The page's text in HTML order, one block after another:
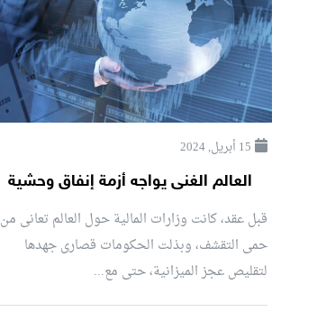
15 أبريل, 2024
العالم الغنى يواجه أزمة إنفاق وحشية
قبل عقد، كانت وزارات المالية حول العالم تعانى من
حمى التقشف، وبذلت الحكومات قصارى جهدها
لتقليص عجز الميزانية، حتى مع...